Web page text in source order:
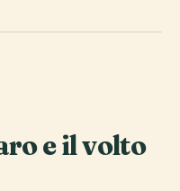
e il volto